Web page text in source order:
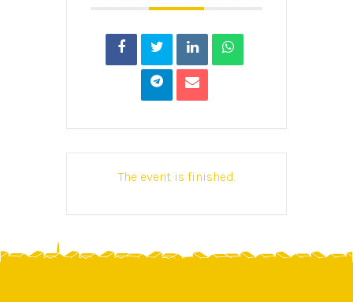
The event is finished.